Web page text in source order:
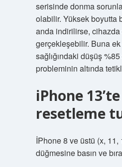
serisinde donma
olabilir. Yüksek boyutta
anda indirilirse,
gerçekleşebilir. Buna
sağlığındaki düşüş
probleminin altında
iPhone 13’te
resetleme
İPhone 8 ve üstü (x, 11,
düğmesine basın ve